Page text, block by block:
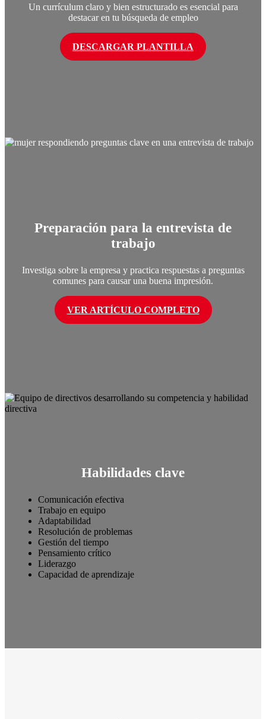
Un currículum claro y bien estructurado es esencial para
destacar en tu búsqueda de empleo
DESCARGAR PLANTILLA
Preparación para la entrevista de
trabajo
Investiga sobre la empresa y practica respuestas a preguntas
comunes para causar una buena impresión.
VER ARTÍCULO COMPLETO
Habilidades clave
Comunicación efectiva
Trabajo en equipo
Adaptabilidad
Resolución de problemas
Gestión del tiempo
Pensamiento crítico
Liderazgo
Capacidad de aprendizaje